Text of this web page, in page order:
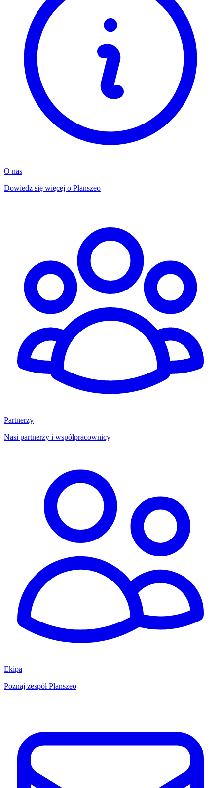
O nas
Dowiedz się więcej o Planszeo
Partnerzy
Nasi partnerzy i współpracownicy
Ekipa
Poznaj zespół Planszeo